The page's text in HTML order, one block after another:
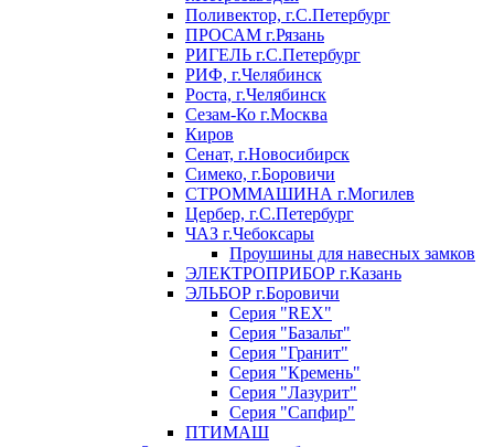
Поливектор, г.С.Петербург
ПРОСАМ г.Рязань
РИГЕЛЬ г.С.Петербург
РИФ, г.Челябинск
Роста, г.Челябинск
Сезам-Ко г.Москва
Киров
Сенат, г.Новосибирск
Симеко, г.Боровичи
СТРОММАШИНА г.Могилев
Цербер, г.С.Петербург
ЧАЗ г.Чебоксары
Проушины для навесных замков
ЭЛЕКТРОПРИБОР г.Казань
ЭЛЬБОР г.Боровичи
Серия "REX"
Серия "Базальт"
Серия "Гранит"
Серия "Кремень"
Серия "Лазурит"
Серия "Сапфир"
ПТИМАШ